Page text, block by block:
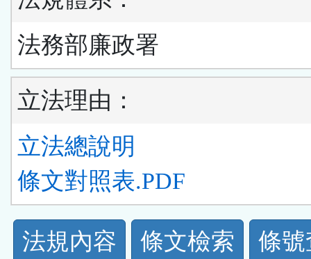
法務部廉政署
立法理由：
立法總說明
條文對照表.PDF
法
法規內容 條文檢索
條